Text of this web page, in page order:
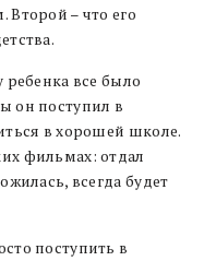
Второй – что его
ребенка все было
он поступил в
в хорошей школе.
фильмах: отдал
всегда будет
поступить в